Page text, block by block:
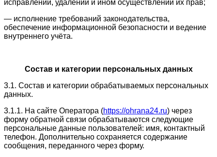
исправлении, удалении и ином осуществлении их прав;
— исполнение требований законодательства,
обеспечение информационной безопасности и ведение
внутреннего учёта.
Состав и категории персональных данных
3.1. Состав и категории обрабатываемых персональных
данных.
3.1.1. На сайте Оператора (https://ohrana24.ru) через
форму обратной связи обрабатываются следующие
персональные данные пользователей: имя, контактный
телефон. Дополнительно сохраняется содержание
сообщения, переданного через форму.